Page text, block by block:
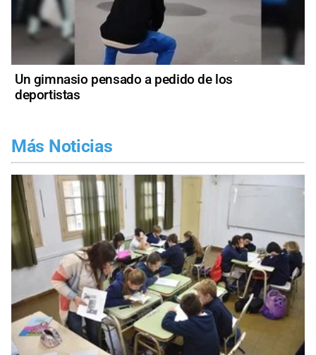
Un gimnasio pensado a pedido de los
deportistas
Más Noticias